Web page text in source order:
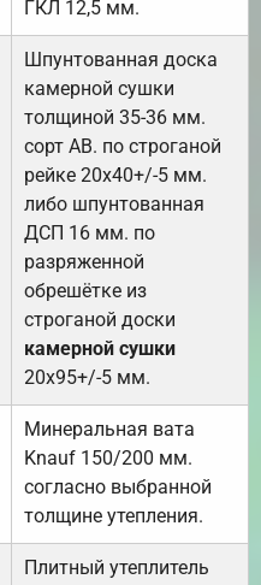
ГКЛ 12,5 мм.
Шпунтованная доска
камерной сушки
толщиной 35-36 мм.
сорт АВ. по строганой
рейке 20х40+/-5 мм.
либо шпунтованная
ДСП 16 мм. по
разряженной
обрешётке из
строганой доски
камерной сушки
20х95+/-5 мм.
Минеральная вата
Knauf 150/200 мм.
согласно выбранной
толщине утепления.
Плитный утеплитель